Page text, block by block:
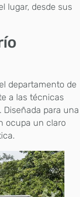
lugar, desde sus
departamento de
a las técnicas
para una
ocupa un claro